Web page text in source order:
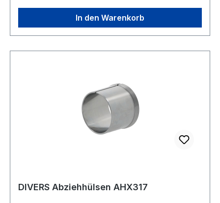
In den Warenkorb
DIVERS Abziehhülsen AHX317